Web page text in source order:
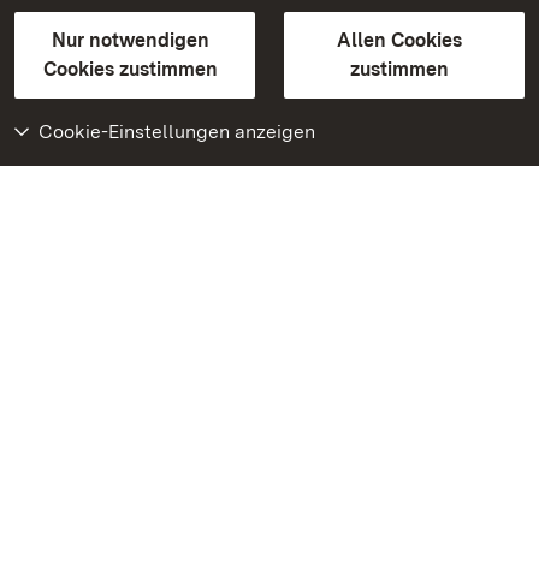
Nur notwendigen
Cookies zustimmen
Allen Cookies
zustimmen
Cookie-Einstellungen anzeigen
GebärdenspracheLeichte Sprache
Erklärung zur Barrierefreiheit
BITV-konform (geprüfte Seiten)
Weiteres